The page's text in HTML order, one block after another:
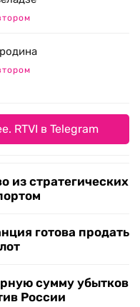
RTVI в Telegram
из стратегических
готова продать
сумму убытков
России